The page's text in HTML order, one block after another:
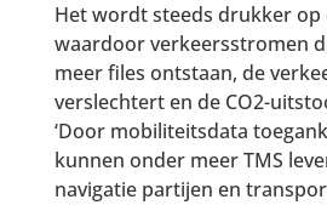
Het wordt steeds drukker op
waardoor verkeersstromen
meer files ontstaan, de
verslechtert en de CO2-
‘Door mobiliteitsdata
kunnen onder meer TMS
navigatie partijen en